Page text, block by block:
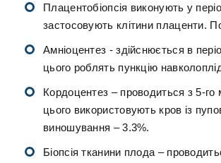
Плацентобіопсія виконують у
застосовують клітини плаценти.
Амніоцентез - здійснюється в
цього роблять пункцію
Кордоцентез – проводиться з 5-
цього використовують кров із
виношування – 3.3%.
Біопсія тканини плода –